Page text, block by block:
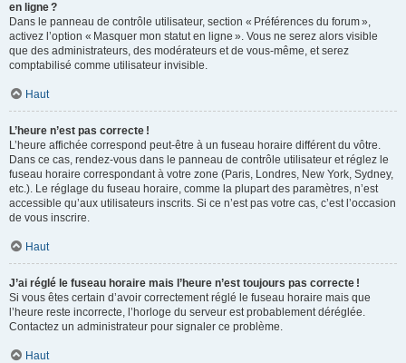
en ligne ?
Dans le panneau de contrôle utilisateur, section « Préférences du forum »,
activez l’option « Masquer mon statut en ligne ». Vous ne serez alors visible
que des administrateurs, des modérateurs et de vous-même, et serez
comptabilisé comme utilisateur invisible.
Haut
L’heure n’est pas correcte !
L’heure affichée correspond peut-être à un fuseau horaire différent du vôtre.
Dans ce cas, rendez-vous dans le panneau de contrôle utilisateur et réglez le
fuseau horaire correspondant à votre zone (Paris, Londres, New York, Sydney,
etc.). Le réglage du fuseau horaire, comme la plupart des paramètres, n’est
accessible qu’aux utilisateurs inscrits. Si ce n’est pas votre cas, c’est l’occasion
de vous inscrire.
Haut
J’ai réglé le fuseau horaire mais l’heure n’est toujours pas correcte !
Si vous êtes certain d’avoir correctement réglé le fuseau horaire mais que
l’heure reste incorrecte, l’horloge du serveur est probablement déréglée.
Contactez un administrateur pour signaler ce problème.
Haut